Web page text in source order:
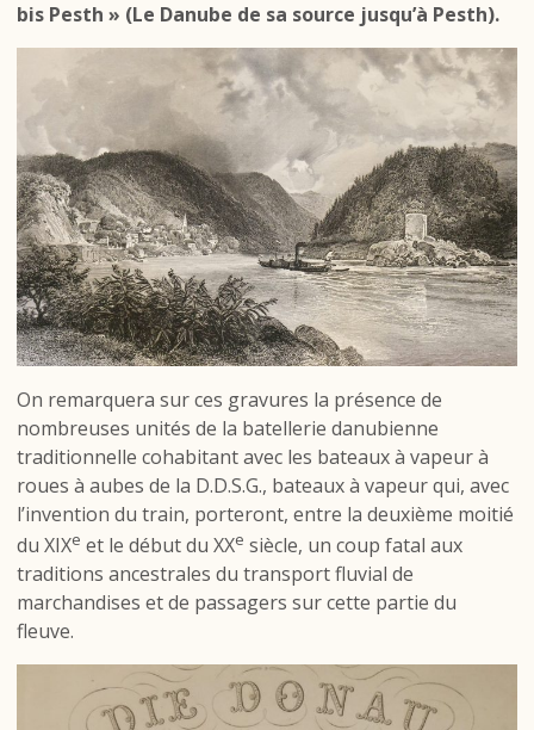
bis Pesth » (Le Danube de sa source jusqu’à Pesth).
On remarquera sur ces gravures la présence de
nombreuses unités de la batellerie danubienne
traditionnelle cohabitant avec les bateaux à vapeur à
roues à aubes de la D.D.S.G., bateaux à vapeur qui, avec
l’invention du train, porteront, entre la deuxième moitié
du XIXe et le début du XXe siècle, un coup fatal aux
traditions ancestrales du transport fluvial de
marchandises et de passagers sur cette partie du
fleuve.